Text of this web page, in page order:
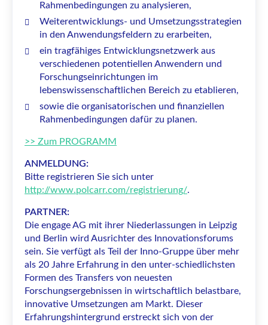
Rahmenbedingungen zu analysieren,
Weiterentwicklungs- und Umsetzungsstrategien
in den Anwendungsfeldern zu erarbeiten,
ein tragfähiges Entwicklungsnetzwerk aus
verschiedenen potentiellen Anwendern und
Forschungseinrichtungen im
lebenswissenschaftlichen Bereich zu etablieren,
sowie die organisatorischen und finanziellen
Rahmenbedingungen dafür zu planen.
>> Zum PROGRAMM
ANMELDUNG:
Bitte registrieren Sie sich unter
http://www.polcarr.com/registrierung/.
PARTNER:
Die engage AG mit ihrer Niederlassungen in Leipzig
und Berlin wird Ausrichter des Innovationsforums
sein. Sie verfügt als Teil der Inno-Gruppe über mehr
als 20 Jahre Erfahrung in den unter-schiedlichsten
Formen des Transfers von neuesten
Forschungsergebnissen in wirtschaftlich belastbare,
innovative Umsetzungen am Markt. Dieser
Erfahrungshintergrund erstreckt sich von der